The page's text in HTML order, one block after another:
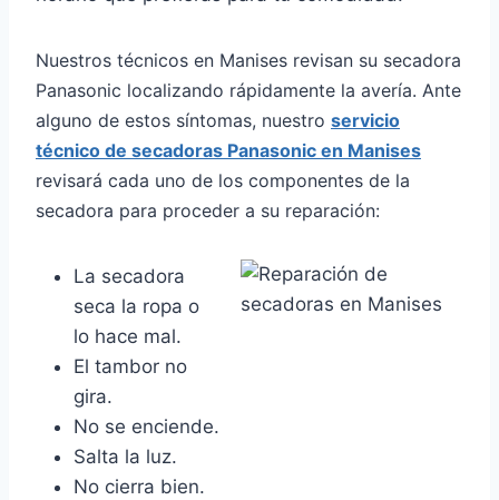
Nuestros técnicos en Manises revisan su secadora
Panasonic localizando rápidamente la avería. Ante
alguno de estos síntomas, nuestro servicio
técnico de secadoras Panasonic en Manises
revisará cada uno de los componentes de la
secadora para proceder a su reparación:
La secadora
seca la ropa o
lo hace mal.
El tambor no
gira.
No se enciende.
Salta la luz.
No cierra bien.